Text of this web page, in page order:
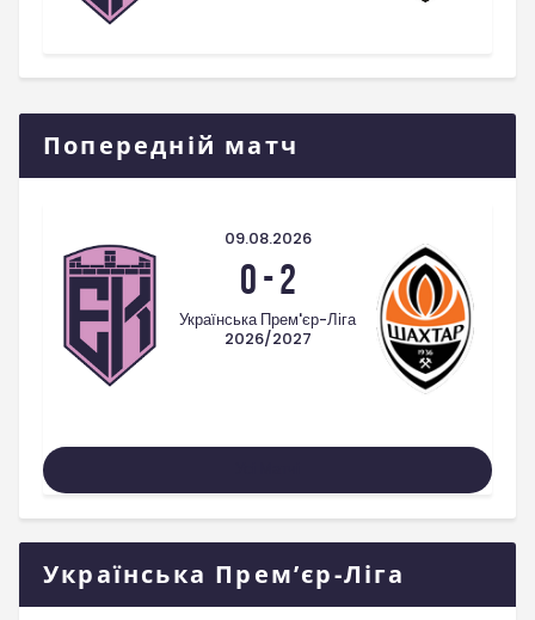
Попередній матч
09.08.2026
0-2
Українська Прем'єр-Ліга
2026/2027
Українська Прем’єр-Ліга